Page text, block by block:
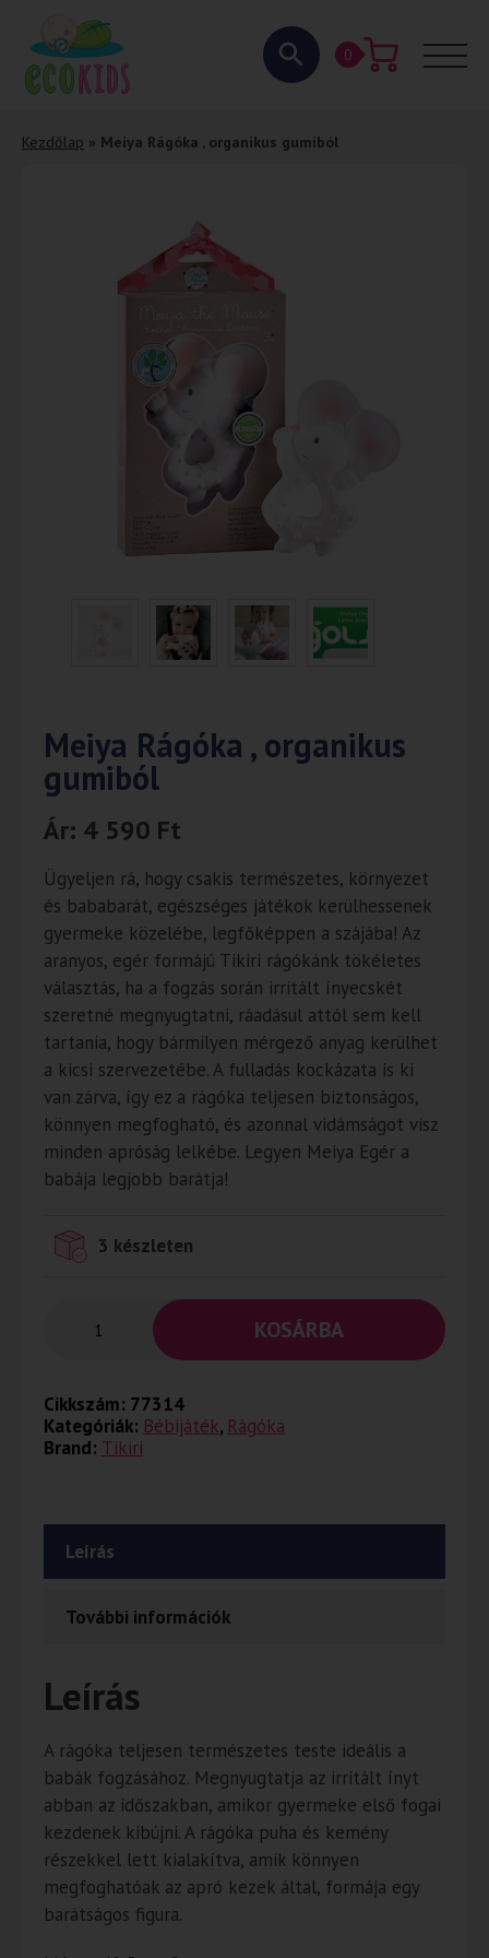
0
Kezdőlap » Meiya Rágóka , organikus gumiból
Meiya Rágóka , organikus
gumiból
Ár: 4 590 Ft
Ügyeljen rá, hogy csakis természetes, környezet
és bababarát, egészséges játékok kerülhessenek
gyermeke közelébe, legfőképpen a szájába! Az
aranyos, egér formájú Tikiri rágókánk tökéletes
választás, ha a fogzás során irritált ínyecskét
szeretné megnyugtatni, ráadásul attól sem kell
tartania, hogy bármilyen mérgező anyag kerülhet
a kicsi szervezetébe. A fulladás kockázata is ki
van zárva, így ez a rágóka teljesen biztonságos,
könnyen megfogható, és azonnal vidámságot visz
minden apróság lelkébe. Legyen Meiya Egér a
babája legjobb barátja!
3 készleten
KOSÁRBA
Cikkszám: 77314
Kategóriák: Bébijáték, Rágóka
Brand: Tikiri
Leírás
További információk
Leírás
A rágóka teljesen természetes teste ideális a
babák fogzásához. Megnyugtatja az irritált ínyt
abban az időszakban, amikor gyermeke első fogai
kezdenek kibújni. A rágóka puha és kemény
részekkel lett kialakítva, amik könnyen
megfoghatóak az apró kezek által, formája egy
barátságos figura.